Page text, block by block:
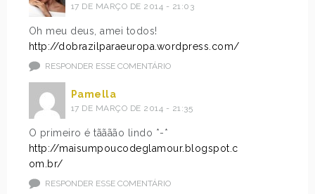
17 DE MARÇO DE 2014 - 21:03
Oh meu deus, amei todos!
http://dobrazilparaeuropa.wordpress.com/
RESPONDER ESSE COMENTÁRIO
Pamella
17 DE MARÇO DE 2014 - 21:35
O primeiro é tãããão lindo *-*
http://maisumpoucodeglamour.blogspot.c
om.br/
RESPONDER ESSE COMENTÁRIO